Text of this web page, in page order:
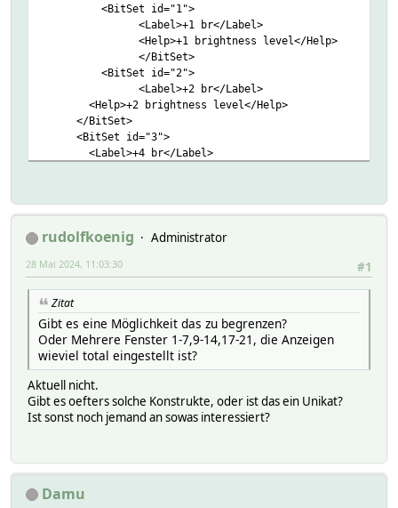
<BitSet id="1">
<Label>+1 br</Label>
<Help>+1 brightness level</Help>
</BitSet>
<BitSet id="2">
<Label>+2 br</Label>
<Help>+2 brightness level</Help>
</BitSet>
<BitSet id="3">
<Label>+4 br</Label>
<Label>+8 br</Label>
<Help>+8 brightness level</Help>
</BitSet>
<BitSet id="5">
<Label>+16 br</Label>
</BitSet>
<BitSet id="6">
<Label>+32 br</Label>
<Help>+32 brightness level</Help>
<BitSet id="7">
<Label>+64 br</Label>
<Help>+64 brightness level</Help>
<Label>+1 Min</Label>
<Help>+1 Minuten</Help>
rudolfkoenig
Administrator
#1
28 Mai 2024, 11:03:30
Zitat
Gibt es eine Möglichkeit das zu begrenzen?
Oder Mehrere Fenster 1-7,9-14,17-21, die Anzeigen
wieviel total eingestellt ist?
Aktuell nicht.
Gibt es oefters solche Konstrukte, oder ist das ein Unikat?
Ist sonst noch jemand an sowas interessiert?
Damu